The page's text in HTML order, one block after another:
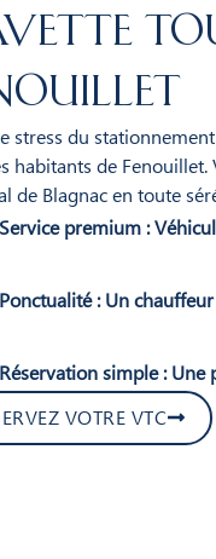
stress du
habitants de
de Blagnac en toute
Service premium :
Ponctualité : Un
Réservation simple :
VOTRE VTC